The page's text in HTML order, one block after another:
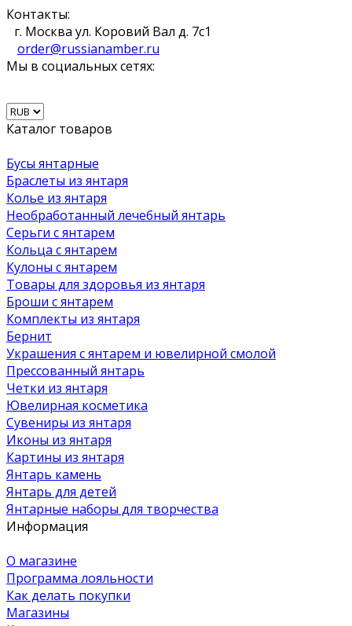
Контакты:
г. Москва ул. Коровий Вал д. 7с1
order@russianamber.ru
Мы в социальных сетях:
Каталог товаров
Бусы янтарные
Браслеты из янтаря
Колье из янтаря
Необработанный лечебный янтарь
Серьги с янтарем
Кольца с янтарем
Кулоны с янтарем
Товары для здоровья из янтаря
Броши с янтарем
Комплекты из янтаря
Бернит
Украшения с янтарем и ювелирной смолой
Прессованный янтарь
Четки из янтаря
Ювелирная косметика
Сувениры из янтаря
Иконы из янтаря
Картины из янтаря
Янтарь камень
Янтарь для детей
Янтарные наборы для творчества
Информация
О магазине
Программа лояльности
Как делать покупки
Магазины